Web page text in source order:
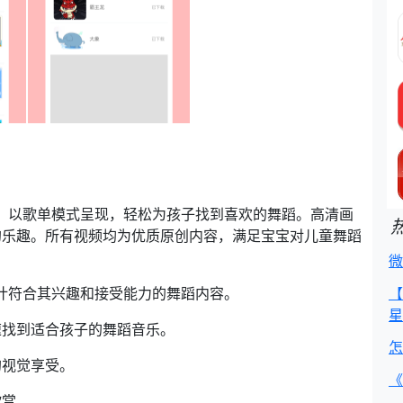
歌单模式呈现，轻松为孩子找到喜欢的舞蹈。高清画
趣。所有视频均为优质原创内容，满足宝宝对儿童舞蹈
合其兴趣和接受能力的舞蹈内容。
到适合孩子的舞蹈音乐。
觉享受。